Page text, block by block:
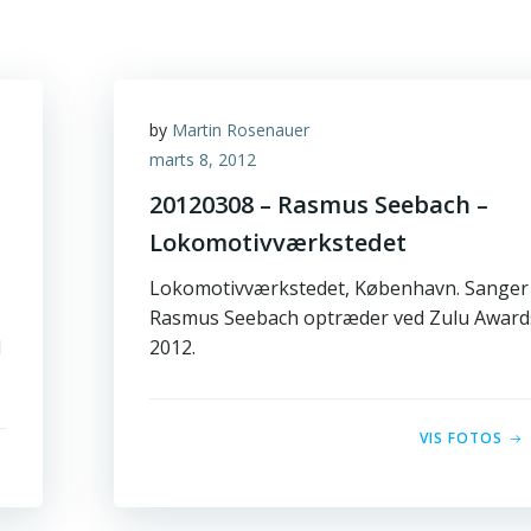
by Martin Rosenauer
marts 8, 2012
20120308 – Rasmus Seebach –
Lokomotivværkstedet
Lokomotivværkstedet, København. Sanger
Rasmus Seebach optræder ved Zulu
2012.
VIS FOTOS